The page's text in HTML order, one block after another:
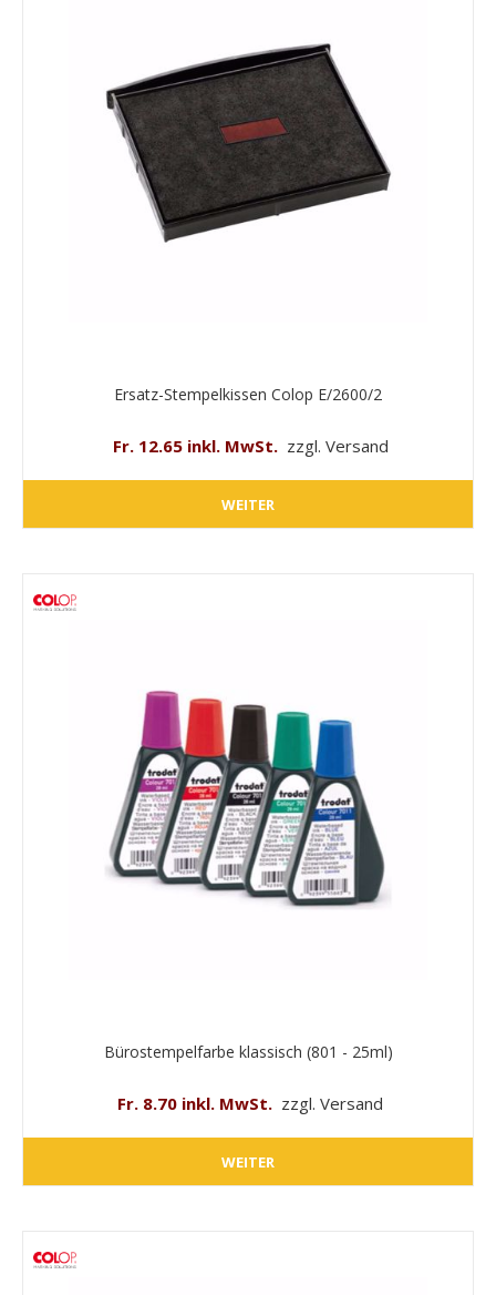
Ersatz-Stempelkissen Colop E/2600/2
Fr. 12.65 inkl. MwSt. zzgl. Versand
WEITER
Bürostempelfarbe klassisch (801 - 25ml)
Fr. 8.70 inkl. MwSt. zzgl. Versand
WEITER